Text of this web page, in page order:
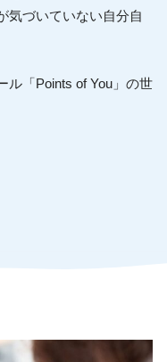
気づいていない自分自
ル「Points of You」の世